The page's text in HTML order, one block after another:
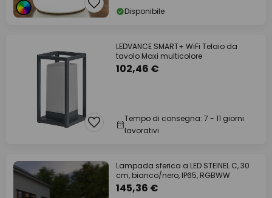
Disponibile
LEDVANCE SMART+ WiFi Telaio da
tavolo Maxi multicolore
102,46 €
Tempo di consegna: 7 - 11 giorni
lavorativi
Lampada sferica a LED STEINEL C, 30
cm, bianco/nero, IP65, RGBWW
145,36 €